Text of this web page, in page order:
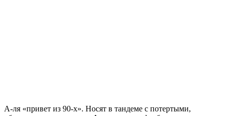
А-ля «привет из 90-х». Носят в тандеме с потертыми,